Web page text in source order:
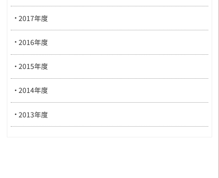
2017年度
2016年度
2015年度
2014年度
2013年度